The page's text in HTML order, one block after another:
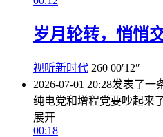
岁月轮转，悄悄
视听新时代 260 00′12″
2026-07-01 20:28发表了一
纯电党和增程党要吵起来
展开
00:18